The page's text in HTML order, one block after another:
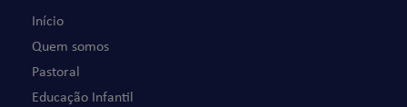
Início
Quem somos
Pastoral
Educação Infantil